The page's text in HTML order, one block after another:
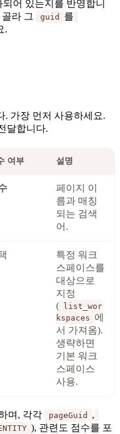
되어 있는지를 반영합니
라 그 guid 를
.
. 가장 먼저 사용하세요.
달합니다.
여부 설명
페이지 이
름과 매칭
되는 검색
어.
특정 워크
스페이스를
대상으로
지정
(
list_wor
kspaces 에
서 가져옴).
생략하면
기본 워크
스페이스
사용.
며, 각각 pageGuid ,
), 관련도 점수를 포